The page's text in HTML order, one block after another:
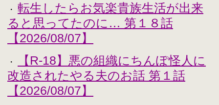
・
転生したらお気楽貴族生活が出来
ると思ってたのに… 第１８話
【2026/08/07】
・
【R-18】悪の組織にちんぽ怪人に
改造されたやる夫のお話 第１話
【2026/08/07】